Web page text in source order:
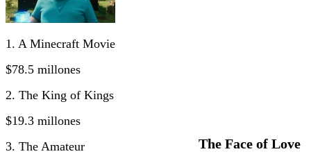
1. A Minecraft Movie
$78.5 millones
2. The King of Kings
$19.3 millones
3. The Amateur
The Face of Love